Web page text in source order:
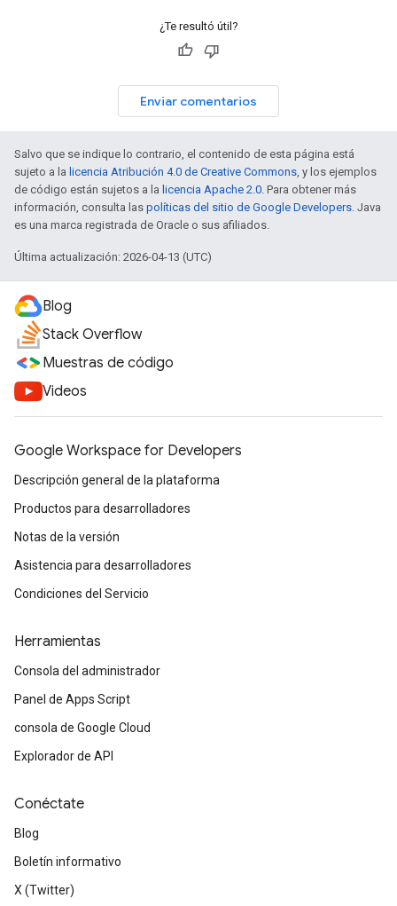
¿Te resultó útil?
Enviar comentarios
Salvo que se indique lo contrario, el contenido de esta página está
sujeto a la licencia Atribución 4.0 de Creative Commons, y los ejemplos
de código están sujetos a la licencia Apache 2.0. Para obtener más
información, consulta las políticas del sitio de Google Developers. Java
es una marca registrada de Oracle o sus afiliados.
Última actualización: 2026-04-13 (UTC)
Blog
Stack Overflow
Muestras de código
Videos
Google Workspace for Developers
Descripción general de la plataforma
Productos para desarrolladores
Notas de la versión
Asistencia para desarrolladores
Condiciones del Servicio
Herramientas
Consola del administrador
Panel de Apps Script
consola de Google Cloud
Explorador de API
Conéctate
Blog
Boletín informativo
X (Twitter)